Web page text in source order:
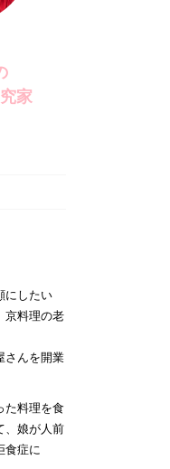
家
にしたい
京料理の老
さんを開業
た料理を食
、娘が人前
食症に